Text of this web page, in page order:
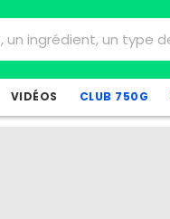
VIDÉOS CLUB 750G